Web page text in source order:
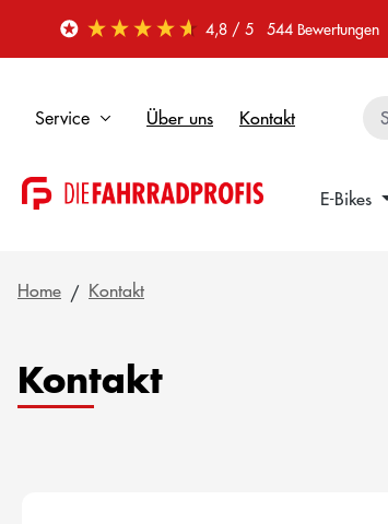
Hauptinhalt springen
Zur Suche springen
Zur Hauptnavigation springen
4,8 / 5 544 Bewertungen
Service Über uns Kontakt
E-Bikes
Home Kontakt
Kontakt